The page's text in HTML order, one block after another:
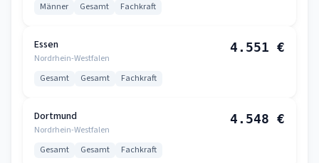
Männer Gesamt Fachkraft
Essen
Nordrhein-Westfalen
4.551 €
Gesamt Gesamt Fachkraft
Dortmund
Nordrhein-Westfalen
4.548 €
Gesamt Gesamt Fachkraft